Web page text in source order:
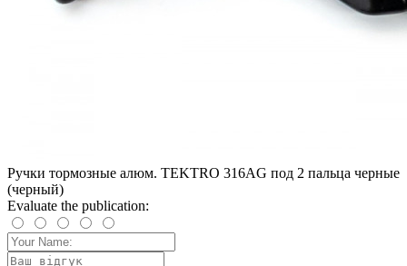
Ручки тормозные алюм. TEKTRO 316AG под 2 пальца черные
(черный)
Evaluate the publication: